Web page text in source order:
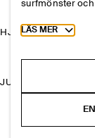
HJÄLP
JURIDISK
surfmönster och
Toggle more
LÄS MER